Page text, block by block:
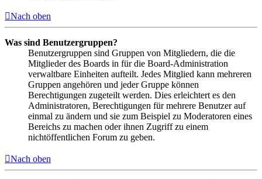
Nach oben
Was sind Benutzergruppen?
Benutzergruppen sind Gruppen von Mitgliedern, die die
Mitglieder des Boards in für die Board-Administration
verwaltbare Einheiten aufteilt. Jedes Mitglied kann mehreren
Gruppen angehören und jeder Gruppe können
Berechtigungen zugeteilt werden. Dies erleichtert es den
Administratoren, Berechtigungen für mehrere Benutzer auf
einmal zu ändern und sie zum Beispiel zu Moderatoren eines
Bereichs zu machen oder ihnen Zugriff zu einem
nichtöffentlichen Forum zu geben.
Nach oben